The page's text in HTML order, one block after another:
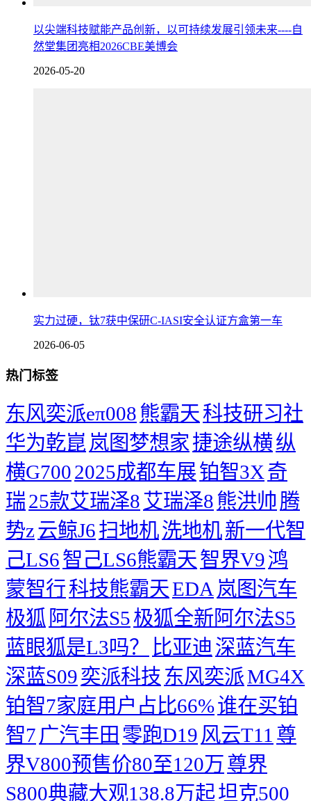
以尖端科技赋能产品创新，以可持续发展引领未来----自
然堂集团亮相2026CBE美博会
2026-05-20
实力过硬，钛7获中保研C-IASI安全认证方盒第一车
2026-06-05
热门标签
东风奕派eπ008 熊霸天科技研习社
华为乾崑 岚图梦想家 捷途纵横纵
横G7002025成都车展铂智3X奇
瑞25款艾瑞泽8艾瑞泽8 熊洪帅 腾
势z云鲸J6扫地机洗地机新一代智
己LS6智己LS6熊霸天智界V9鸿
蒙智行科技熊霸天EDA 岚图汽车
极狐 阿尔法S5极狐全新阿尔法S5
蓝眼狐是L3吗？
比亚迪 深蓝汽车
深蓝S09奕派科技 东风奕派MG4X
铂智7家庭用户占比66%谁在买铂
智7 广汽丰田 零跑D19 风云T11 尊
界V800预售价80至120万尊界
S800典藏大观138.8万起坦克500